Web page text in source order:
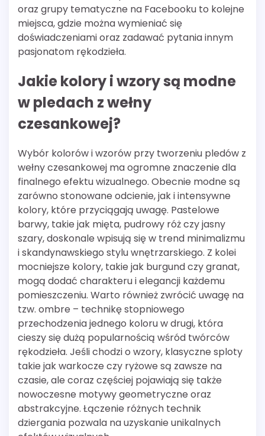
oraz grupy tematyczne na Facebooku to kolejne
miejsca, gdzie można wymieniać się
doświadczeniami oraz zadawać pytania innym
pasjonatom rękodzieła.
Jakie kolory i wzory są modne
w pledach z wełny
czesankowej?
Wybór kolorów i wzorów przy tworzeniu pledów z
wełny czesankowej ma ogromne znaczenie dla
finalnego efektu wizualnego. Obecnie modne są
zarówno stonowane odcienie, jak i intensywne
kolory, które przyciągają uwagę. Pastelowe
barwy, takie jak mięta, pudrowy róż czy jasny
szary, doskonale wpisują się w trend minimalizmu
i skandynawskiego stylu wnętrzarskiego. Z kolei
mocniejsze kolory, takie jak burgund czy granat,
mogą dodać charakteru i elegancji każdemu
pomieszczeniu. Warto również zwrócić uwagę na
tzw. ombre – technikę stopniowego
przechodzenia jednego koloru w drugi, która
cieszy się dużą popularnością wśród twórców
rękodzieła. Jeśli chodzi o wzory, klasyczne sploty
takie jak warkocze czy ryżowe są zawsze na
czasie, ale coraz częściej pojawiają się także
nowoczesne motywy geometryczne oraz
abstrakcyjne. Łączenie różnych technik
dziergania pozwala na uzyskanie unikalnych